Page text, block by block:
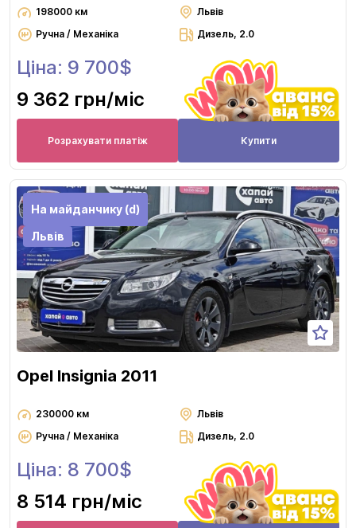
198000 км
Львів
Ручна / Механіка
Дизель, 2.0
Ціна: 9 700$
9 362 грн/міс
Розрахувати платіж Купити
На майданчику (d)
Львів
Opel Insignia 2011
230000 км
Львів
Ручна / Механіка
Дизель, 2.0
Ціна: 8 700$
8 514 грн/міс